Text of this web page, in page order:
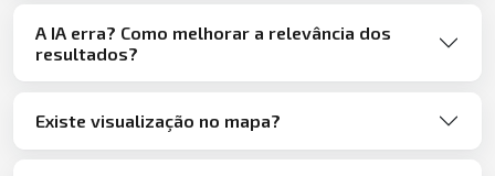
A IA erra? Como melhorar a relevância dos
resultados?
Existe visualização no mapa?